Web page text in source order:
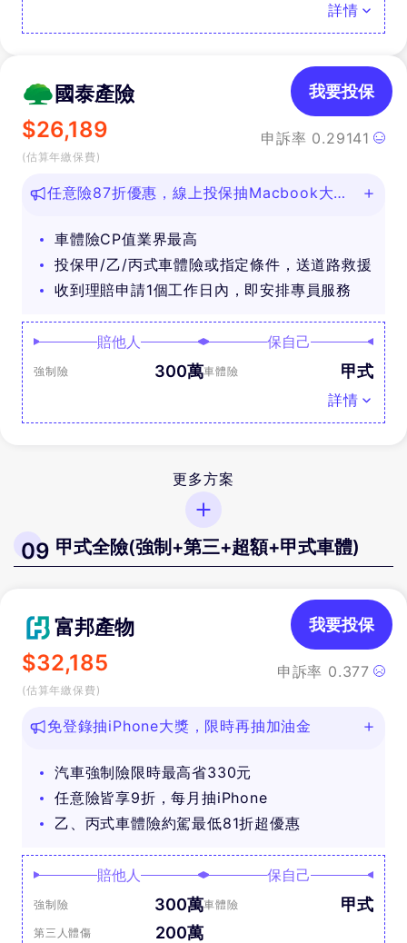
詳情
國泰產險
$26,189
(估算年繳保費)
申訴率 0.29141
我要投保
任意險87折優惠，線上投保抽Macbook大
車體險CP值業界最高
投保甲/乙/丙式車體險或指定條件，送道路救援
收到理賠申請1個工作日內，即安排專員服務
賠他人
強制險 300萬
保自己
車體險 甲式
詳情
更多方案
09 甲式全險(強制+第三+超額+甲式車體)
富邦產物
$32,185
(估算年繳保費)
申訴率 0.377
我要投保
免登錄抽iPhone大獎，限時再抽加油金
汽車強制險限時最高省330元
任意險皆享9折，每月抽iPhone
乙、丙式車體險約駕最低81折超優惠
賠他人
強制險 300萬
第三人體傷 200萬
保自己
車體險 甲式